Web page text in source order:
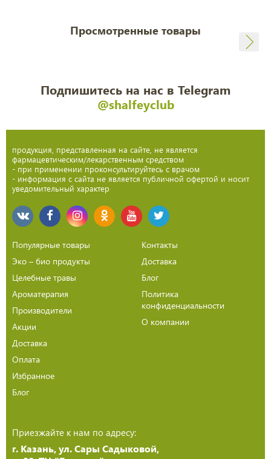
Просмотренные товары
Подпишитесь на нас в Telegram
@shalfeyclub
продукция, представленная на сайте, не является
фармацевтическим/лекарственным средством
- при применении проконсультируйтесь с врачом
- информация с сайта не является публичной офертой и носит
уведомительный характер
Популярные товары
Эко – био продукты
Целебные травы
Ароматерапия
Производители
Акции
Доставка
Оплата
Избранное
Блог
Контакты
Доставка
Блог
Политика
конфиденциальности
О компании
Приезжайте к нам по адресу:
г. Казань, ул. Сары Садыковой,